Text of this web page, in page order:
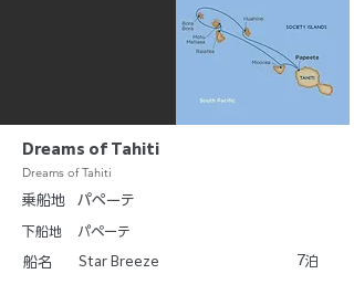
Dreams of Tahiti
Dreams of Tahiti
乗船地
下船地
船名
パペーテ
パペーテ
Star Breeze 7泊